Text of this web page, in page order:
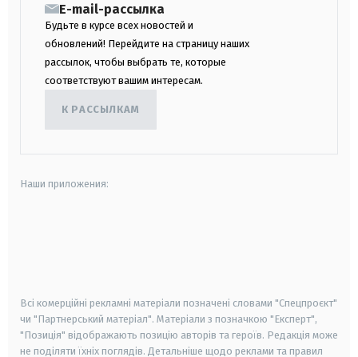
E-mail-рассылка
Будьте в курсе всех новостей и
обновлений! Перейдите на страницу наших
рассылок, чтобы выбрать те, которые
соответствуют вашим интересам.
К РАССЫЛКАМ
Наши приложения:
Всі комерційні рекламні матеріали позначені словами "Спецпроєкт"
чи "Партнерський матеріал". Матеріали з позначкою "Експерт",
"Позиція" відображають позицію авторів та героїв. Редакція може
не поділяти їхніх поглядів. Детальніше щодо реклами та правил